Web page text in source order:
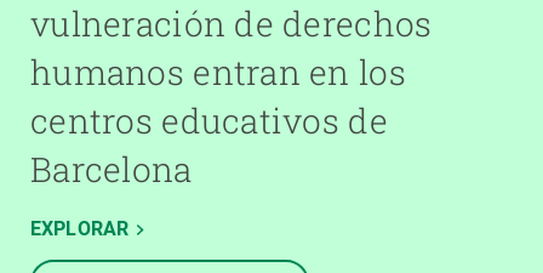
vulneración de derechos
humanos entran en los
centros educativos de
Barcelona
EXPLORAR